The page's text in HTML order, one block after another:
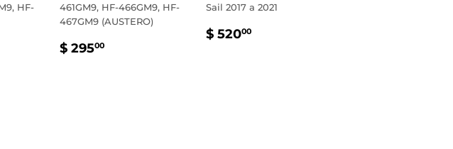
HF-
461GM9, HF-466GM9, HF-
467GM9 (AUSTERO)
PRECIO
$ 29500
Sail 2017 a 2021
PRECIO
$ 52000